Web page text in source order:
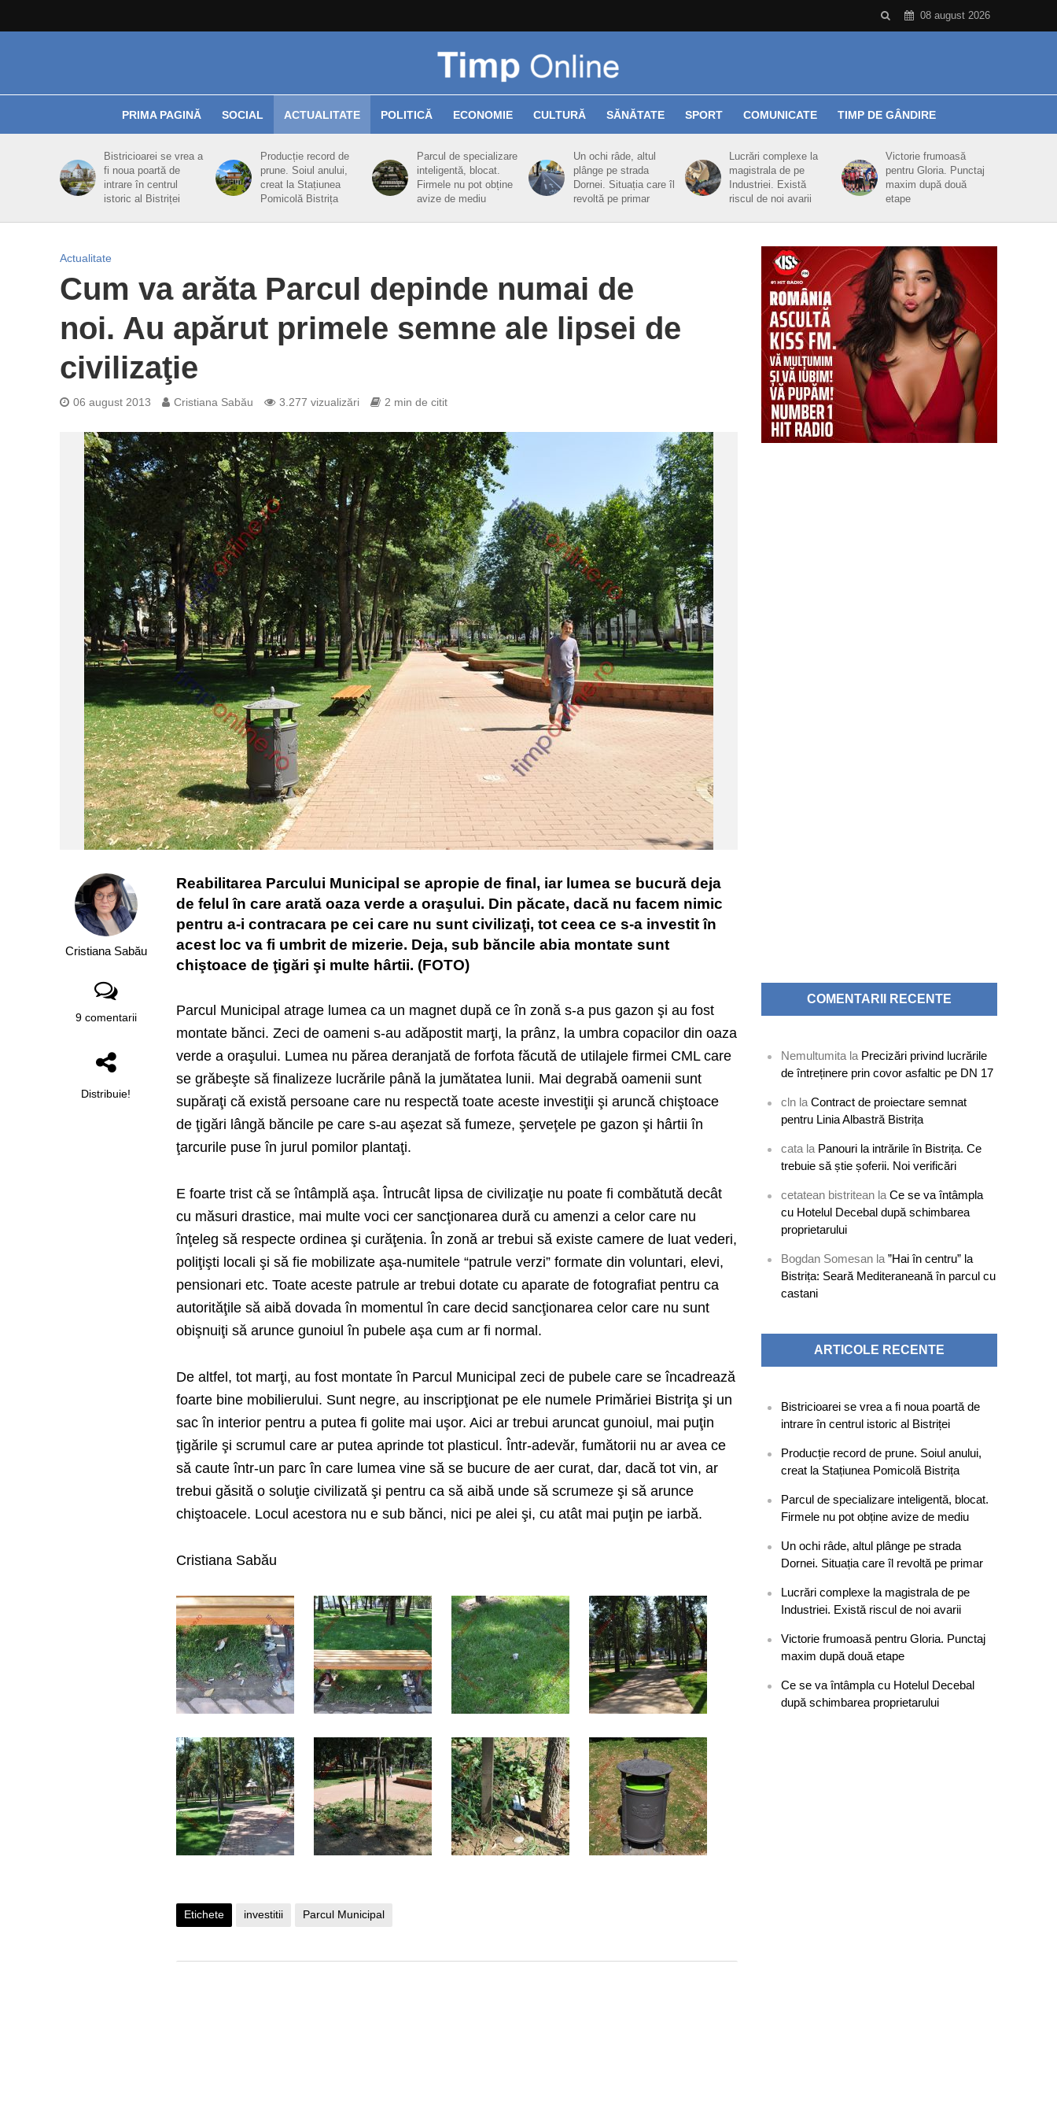
08 august 2026
PRIMA PAGINĂ SOCIAL ACTUALITATE POLITICĂ ECONOMIE CULTURĂ SĂNĂTATE SPORT COMUNICATE TIMP DE GÂNDIRE
Bistricioarei se vrea a
fi noua poartă de
intrare în centrul
istoric al Bistriței
Producție record de
prune. Soiul anului,
creat la Stațiunea
Pomicolă Bistrița
Parcul de specializare
inteligentă, blocat.
Firmele nu pot obține
avize de mediu
Un ochi râde, altul
plânge pe strada
Dornei. Situația care îl
revoltă pe primar
Lucrări complexe la
magistrala de pe
Industriei. Există
riscul de noi avarii
Victorie frumoasă
pentru Gloria. Punctaj
maxim după două
etape
Actualitate
Cum va arăta Parcul depinde numai de
noi. Au apărut primele semne ale lipsei de
civilizaţie
06 august 2013 Cristiana Sabău 3.277 vizualizări 2 min de citit
Cristiana Sabău
9 comentarii
Distribuie!
Reabilitarea Parcului Municipal se apropie de final, iar lumea se bucură deja
de felul în care arată oaza verde a oraşului. Din păcate, dacă nu facem nimic
pentru a-i contracara pe cei care nu sunt civilizaţi, tot ceea ce s-a investit în
acest loc va fi umbrit de mizerie. Deja, sub băncile abia montate sunt
chiştoace de ţigări şi multe hârtii. (FOTO)
Parcul Municipal atrage lumea ca un magnet după ce în zonă s-a pus gazon şi au fost
montate bănci. Zeci de oameni s-au adăpostit marţi, la prânz, la umbra copacilor din oaza
verde a oraşului. Lumea nu părea deranjată de forfota făcută de utilajele firmei CML care
se grăbeşte să finalizeze lucrările până la jumătatea lunii. Mai degrabă oamenii sunt
supăraţi că există persoane care nu respectă toate aceste investiţii şi aruncă chiştoace
de ţigări lângă băncile pe care s-au aşezat să fumeze, şerveţele pe gazon şi hârtii în
ţarcurile puse în jurul pomilor plantaţi.
E foarte trist că se întâmplă aşa. Întrucât lipsa de civilizaţie nu poate fi combătută decât
cu măsuri drastice, mai multe voci cer sancţionarea dură cu amenzi a celor care nu
înţeleg să respecte ordinea şi curăţenia. În zonă ar trebui să existe camere de luat vederi,
poliţişti locali şi să fie mobilizate aşa-numitele “patrule verzi” formate din voluntari, elevi,
pensionari etc. Toate aceste patrule ar trebui dotate cu aparate de fotografiat pentru ca
autorităţile să aibă dovada în momentul în care decid sancţionarea celor care nu sunt
obişnuiţi să arunce gunoiul în pubele aşa cum ar fi normal.
De altfel, tot marţi, au fost montate în Parcul Municipal zeci de pubele care se încadrează
foarte bine mobilierului. Sunt negre, au inscripţionat pe ele numele Primăriei Bistriţa şi un
sac în interior pentru a putea fi golite mai uşor. Aici ar trebui aruncat gunoiul, mai puţin
ţigările şi scrumul care ar putea aprinde tot plasticul. Într-adevăr, fumătorii nu ar avea ce
să caute într-un parc în care lumea vine să se bucure de aer curat, dar, dacă tot vin, ar
trebui găsită o soluţie civilizată şi pentru ca să aibă unde să scrumeze şi să arunce
chiştoacele. Locul acestora nu e sub bănci, nici pe alei şi, cu atât mai puţin pe iarbă.
Cristiana Sabău
Etichete investitii Parcul Municipal
COMENTARII RECENTE
Nemultumita la Precizări privind lucrările
de întreținere prin covor asfaltic pe DN 17
cln laContract de proiectare semnat
pentru Linia Albastră Bistrița
cata la Panouri la intrările în Bistrița. Ce
trebuie să știe șoferii. Noi verificări
cetatean bistritean laCe se va întâmpla
cu Hotelul Decebal după schimbarea
proprietarului
Bogdan Somesan la”Hai în centru” la
Bistrița: Seară Mediteraneană în parcul cu
castani
ARTICOLE RECENTE
Bistricioarei se vrea a fi noua poartă de
intrare în centrul istoric al Bistriței
Producție record de prune. Soiul anului,
creat la Stațiunea Pomicolă Bistrița
Parcul de specializare inteligentă, blocat.
Firmele nu pot obține avize de mediu
Un ochi râde, altul plânge pe strada
Dornei. Situația care îl revoltă pe primar
Lucrări complexe la magistrala de pe
Industriei. Există riscul de noi avarii
Victorie frumoasă pentru Gloria. Punctaj
maxim după două etape
Ce se va întâmpla cu Hotelul Decebal
după schimbarea proprietarului